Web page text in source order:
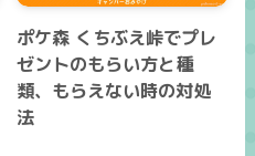
ポケ森 くちぶえ峠でプレ
ゼントのもらい方と種
類、もらえない時の対処
法